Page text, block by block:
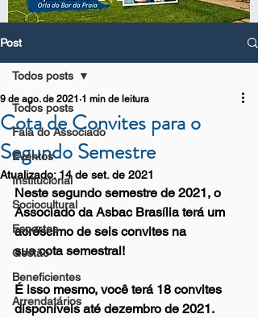
Post
Todos posts
Fala do Associado
Eventos
Institucional
Sociocultural
Esportes
Gestão
Beneficientes
Arrendatários
Todos posts
Cota de Convites para o
Segundo Semestre
9 de ago. de 2021 1 min de leitura
Atualizado: 14 de set. de 2021
Neste segundo semestre de 2021, o
Associado da Asbac Brasília terá um
acréscimo de seis convites na
sua cota semestral!
É isso mesmo, você terá 18 convites
disponíveis até dezembro de 2021.